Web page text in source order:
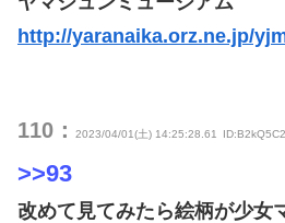
http://yaranaika.orz.ne.jp/
110： 2023/04/01(土) 14:25:28.61
>>93
改めて見てみたら絵柄が少女